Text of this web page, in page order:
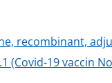
recombinant,
(Covid-19 vaccin